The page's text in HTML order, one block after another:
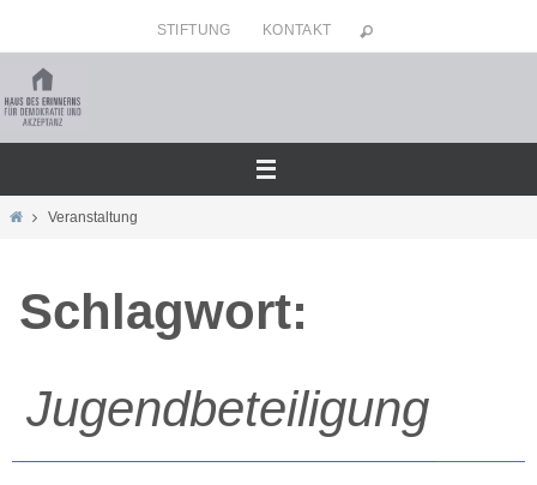
Inhalt
springen
STIFTUNG KONTAKT
HomeVeranstaltung
Schlagwort:
Jugendbeteiligung